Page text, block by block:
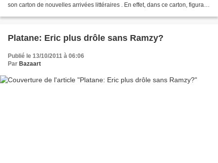
son carton de nouvelles arrivées littéraires . En effet, dans ce carton, figurait
Platane: Eric plus drôle sans Ramzy?
Publié le 13/10/2011 à 06:06
Par Bazaart